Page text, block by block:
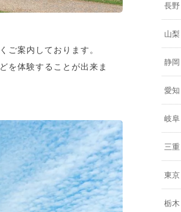
ご案内しております。
を体験することが出来ま
長野
山梨
静岡
愛知
岐阜
三重
東京
栃木